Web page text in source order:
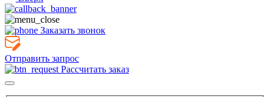
Заказать звонок
Отправить запрос
Рассчитать заказ